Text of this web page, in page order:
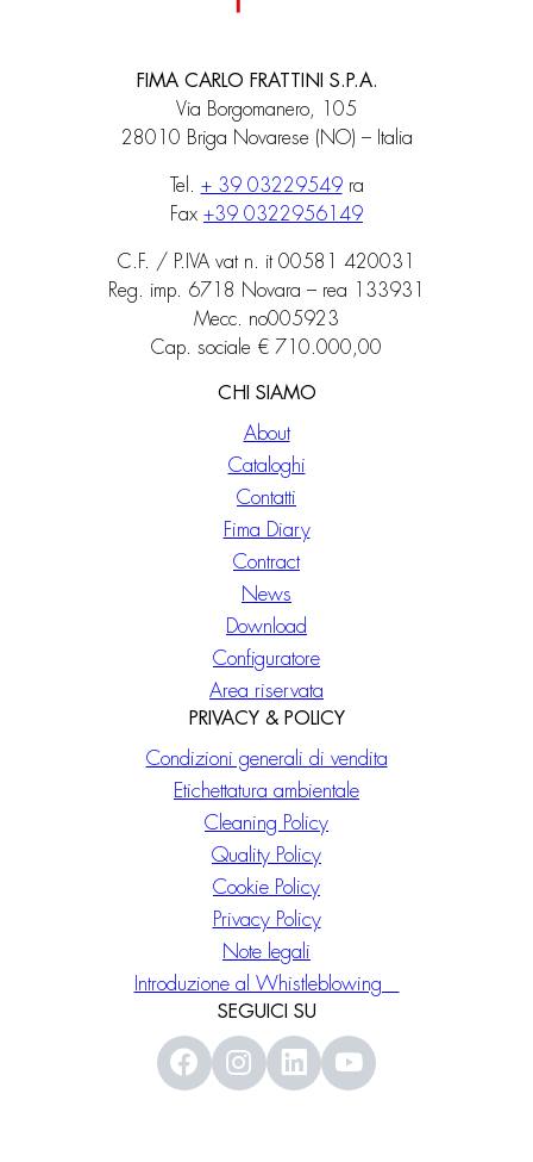
FIMA CARLO FRATTINI S.P.A.
Via Borgomanero, 105
28010 Briga Novarese (NO) – Italia
Tel. + 39 03229549ra
Fax +39 0322956149
C.F. / P.IVA vat n. it 00581 420031
Reg. imp. 6718 Novara – rea 133931
Mecc. no005923
Cap. sociale € 710.000,00
CHI SIAMO
About
Cataloghi
Contatti
Fima Diary
Contract
News
Download
Configuratore
Area riservata
PRIVACY & POLICY
Condizioni generali di vendita
Etichettatura ambientale
Cleaning Policy
Quality Policy
Cookie Policy
Privacy Policy
Note legali
Introduzione al Whistleblowing
SEGUICI SU